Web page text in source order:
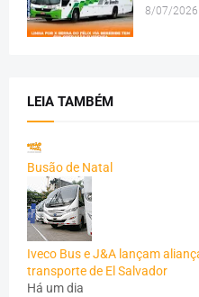
8/07/2026
LEIA TAMBÉM
Busão de Natal
Iveco Bus e J&A lançam
transporte de El Salvador
Há um dia